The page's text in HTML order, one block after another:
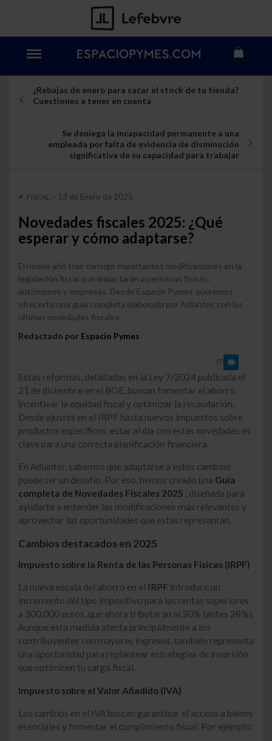
¿Rebajas de enero para sacar el stock de tu tienda?
Cuestiones a tener en cuenta
Se deniega la incapacidad permanente a una
empleada por falta de evidencia de disminución
significativa de su capacidad para trabajar
FISCAL - 13 de Enero de 2025
Novedades fiscales 2025: ¿Qué
esperar y cómo adaptarse?
El nuevo año trae consigo importantes modificaciones en la
legislación fiscal que impactarán a personas físicas,
autónomos y empresas. Desde Espacio Pymes queremos
ofrecerte una guía completa elaborada por Adlanter, con las
últimas novedades fiscales.
Redactado por Espacio Pymes
(0)
Estas reformas, detalladas en la Ley 7/2024 publicada el
21 de diciembre en el BOE, buscan fomentar el ahorro,
incentivar la equidad fiscal y optimizar la recaudación.
Desde ajustes en el IRPF hasta nuevos impuestos sobre
productos específicos, estar al día con estas novedades es
clave para una correcta planificación financiera.
En Adlanter, sabemos que adaptarse a estos cambios
puede ser un desafío. Por eso, hemos creado una Guía
completa de Novedades Fiscales 2025
, diseñada para
ayudarte a entender las modificaciones más relevantes y
aprovechar las oportunidades que estas representan.
Cambios destacados en 2025
Impuesto sobre la Renta de las Personas Físicas (IRPF)
La nueva escala del ahorro en el IRPF introduce un
incremento del tipo impositivo para las rentas superiores
a 300.000 euros, que ahora tributarán al 30% (antes 28%).
Aunque esta medida afecta principalmente a los
contribuyentes con mayores ingresos, también representa
una oportunidad para replantear estrategias de inversión
que optimicen tu carga fiscal.
Impuesto sobre el Valor Añadido (IVA)
Los cambios en el IVA buscan garantizar el acceso a bienes
esenciales y fomentar el cumplimiento fiscal. Por ejemplo: